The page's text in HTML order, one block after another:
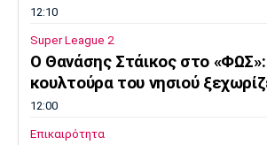
12:10
Super League 2
Ο Θανάσης Στάικος στο
κουλτούρα του νησιού
12:00
Επικαιρότητα